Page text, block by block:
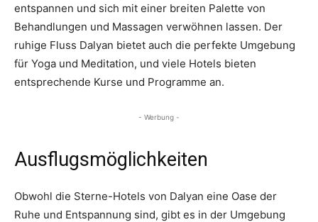
entspannen und sich mit einer breiten Palette von
Behandlungen und Massagen verwöhnen lassen. Der
ruhige Fluss Dalyan bietet auch die perfekte Umgebung
für Yoga und Meditation, und viele Hotels bieten
entsprechende Kurse und Programme an.
- Werbung -
Ausflugsmöglichkeiten
Obwohl die Sterne-Hotels von Dalyan eine Oase der
Ruhe und Entspannung sind, gibt es in der Umgebung